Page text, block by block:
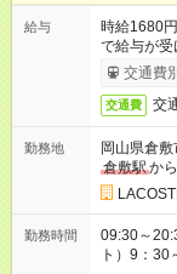
給与
時給1680
で給与が
×7.5h×20
交通費
交通費 交
勤務地
岡山県倉敷
倉敷駅か
勤務時間
09:30～20:30 シフト制 実働：7時間30分 休憩：1時
ト）9：